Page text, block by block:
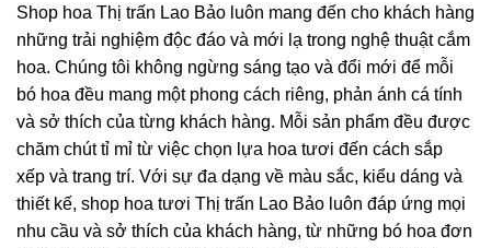
Shop hoa Thị trấn Lao Bảo luôn mang đến cho khách hàng
những trải nghiệm độc đáo và mới lạ trong nghệ thuật cắm
hoa. Chúng tôi không ngừng sáng tạo và đổi mới để mỗi
bó hoa đều mang một phong cách riêng, phản ánh cá tính
và sở thích của từng khách hàng. Mỗi sản phẩm đều được
chăm chút tỉ mỉ từ việc chọn lựa hoa tươi đến cách sắp
xếp và trang trí. Với sự đa dạng về màu sắc, kiểu dáng và
thiết kế, shop hoa tươi Thị trấn Lao Bảo luôn đáp ứng mọi
nhu cầu và sở thích của khách hàng, từ những bó hoa đơn